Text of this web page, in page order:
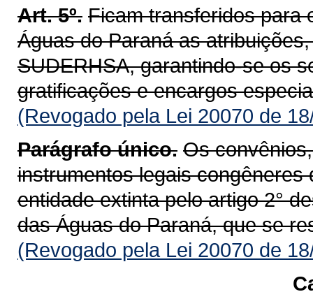
Art. 5º. Ficam transferidos para
Águas do Paraná as
SUDERHSA, garantindo-se os
gratificações e encargos
(Revogado pela Lei 20070 de
Parágrafo único. Os
instrumentos legais
entidade extinta pelo artigo 2°
das Águas do Paraná, que se
(Revogado pela Lei 20070 de